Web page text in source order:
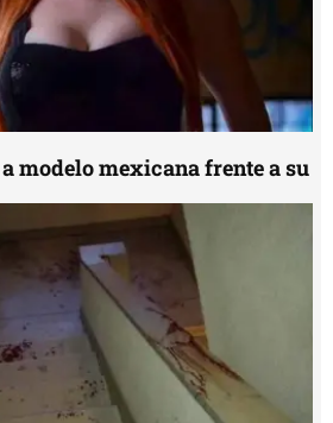
modelo mexicana frente a su